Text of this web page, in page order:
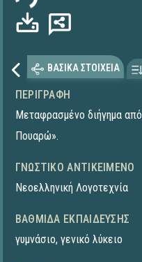
ΒΑΣΙΚΑ ΣΤΟΙΧΕΙΑ
ΠΕΡΙΓΡΑΦΉ
Μεταφρασμένο διήγημα
Πουαρώ».
ΓΝΩΣΤΙΚΌ ΑΝΤΙΚΕΊΜΕΝΟ
Νεοελληνική Λογοτεχνία
ΒΑΘΜΊΔΑ ΕΚΠΑΊΔΕΥΣΗΣ
γυμνάσιο, γενικό λύκειο